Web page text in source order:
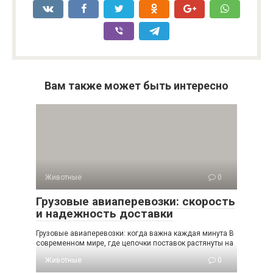
Вам также может быть интересно
Животные 0
Грузовые авиаперевозки: скорость
и надежность доставки
Грузовые авиаперевозки: когда важна каждая минута В
современном мире, где цепочки поставок растянуты на
Животные
0